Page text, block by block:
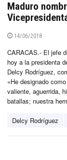
Maduro
14/06/2018
CARACAS.- El jefe
hoy a la presidenta
Delcy Rodríguez,
«He designado
valiente, aguerrida,
batallas; nuestra
Delcy Rodríguez